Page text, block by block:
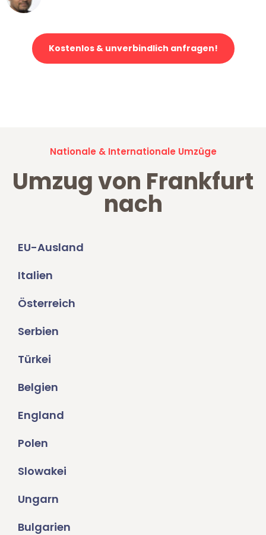
Kostenlos & unverbindlich anfragen!
Nationale & Internationale Umzüge
Umzug von Frankfurt
nach
EU-Ausland
Italien
Österreich
Serbien
Türkei
Belgien
England
Polen
Slowakei
Ungarn
Bulgarien